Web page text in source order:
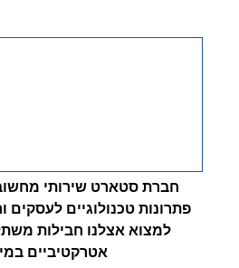
חברת סטארט שירותי
פתרונות טכנולוגיים לעסקים
למצוא אצלנו חבילות
אטרקטיביים